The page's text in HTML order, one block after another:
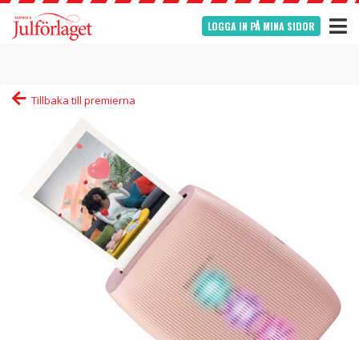
LOGGA IN PÅ MINA SIDOR
Tillbaka till premierna